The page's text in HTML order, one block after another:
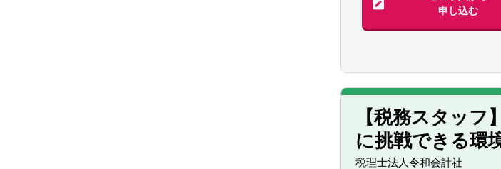
■コツコツ
■明るい、
■ゆくゆく
さい！
チャレン
■新規顧
【主な使
マネーフ
※その他お
申し込む
【税務スタッ
に挑戦できる環
税理士法人令和会計社